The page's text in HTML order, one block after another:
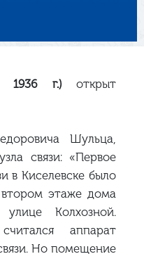
1936 г.) открыт
Шульца,
связи: «Первое
в Киселевске было
этаже дома
Колхозной.
аппарат
Но помещение